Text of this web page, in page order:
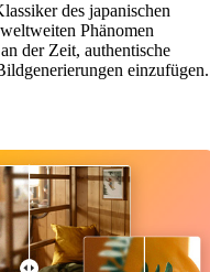
des japanischen
Phänomen
der Zeit, authentische
einzufügen.